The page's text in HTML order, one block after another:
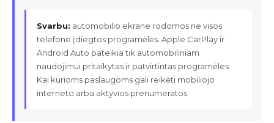
Svarbu: automobilio ekrane rodomos ne visos
telefone įdiegtos programėlės. Apple CarPlay ir
Android Auto pateikia tik automobiliniam
naudojimui pritaikytas ir patvirtintas programėles.
Kai kurioms paslaugoms gali reikėti mobiliojo
interneto arba aktyvios prenumeratos.